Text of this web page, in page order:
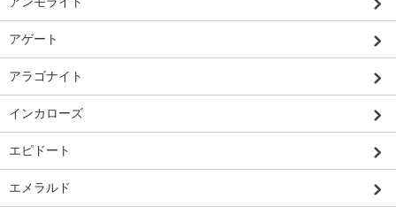
アゲート
アラゴナイト
インカローズ
エピドート
エメラルド